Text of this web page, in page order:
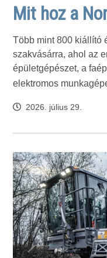
Mit hoz a
Több mint 800 kiállító
szakvásárra, ahol az
épületgépészet, a
elektromos
2026. július 29.